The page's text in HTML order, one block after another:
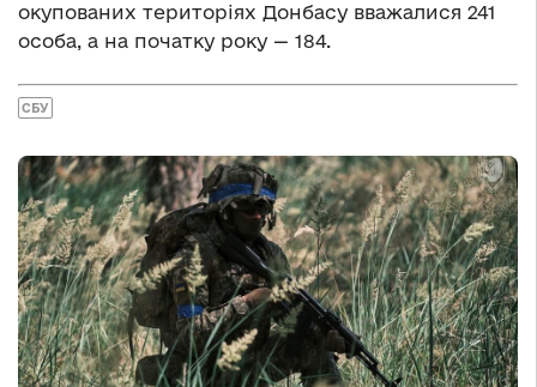
окупованих територіях Донбасу вважалися 241
особа, а на початку року — 184.
СБУ